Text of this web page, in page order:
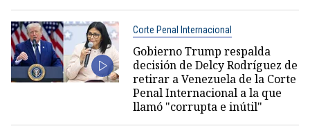
Corte Penal Internacional
Gobierno Trump respalda
decisión de Delcy Rodríguez de
retirar a Venezuela de la Corte
Penal Internacional a la que
llamó "corrupta e inútil"